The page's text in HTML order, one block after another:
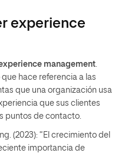
experience
management
hace referencia a las
que una organización usa
que sus clientes
puntos de contacto.
(2023): “El crecimiento del
importancia de